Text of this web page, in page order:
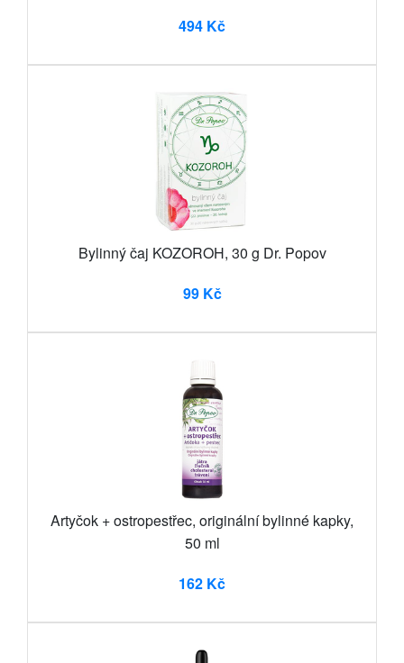
494 Kč
Bylinný čaj KOZOROH, 30 g Dr. Popov
99 Kč
Artyčok + ostropestřec, originální bylinné kapky,
50 ml
162 Kč